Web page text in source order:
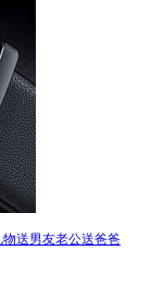
送男友老公送爸爸